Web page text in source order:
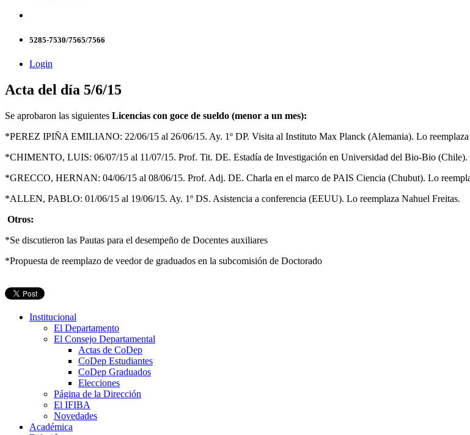
5285-7530/7565/7566
Login
Acta del día 5/6/15
Se aprobaron las siguientes Licencias con goce de sueldo (menor a un mes):
*PEREZ IPIÑA EMILIANO: 22/06/15 al 26/06/15. Ay. 1º DP. Visita al Instituto Max Planck (Alemania). Lo
*CHIMENTO, LUIS: 06/07/15 al 11/07/15. Prof. Tit. DE. Estadía de Investigación en Universidad del Bio-Bio
*GRECCO, HERNAN: 04/06/15 al 08/06/15. Prof. Adj. DE. Charla en el marco de PAIS Ciencia (Chubut). Lo
*ALLEN, PABLO: 01/06/15 al 19/06/15. Ay. 1º DS. Asistencia a conferencia (EEUU). Lo reemplaza Nahuel Freitas.
Otros:
*Se discutieron las Pautas para el desempeño de Docentes auxiliares
*Propuesta de reemplazo de veedor de graduados en la subcomisión de Doctorado
Institucional
El Departamento
El Consejo Departamental
Actas de CoDep
CoDep Estudiantes
CoDep Graduados
Elecciones
Página de la Dirección
El IFIBA
Novedades
Académica